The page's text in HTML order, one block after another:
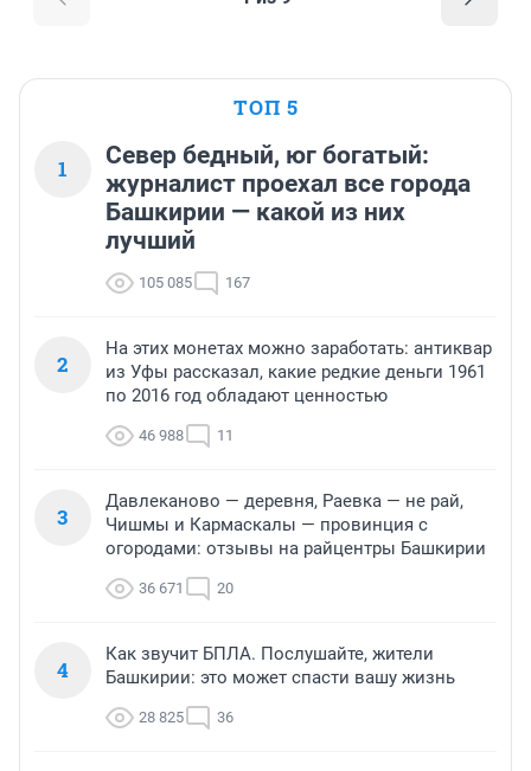
ТОП 5
1
Север бедный, юг богатый:
журналист проехал все города
Башкирии — какой из них
лучший
105 085 167
2
На этих монетах можно заработать: антиквар
из Уфы рассказал, какие редкие деньги 1961
по 2016 год обладают ценностью
46 988 11
3
Давлеканово — деревня, Раевка — не рай,
Чишмы и Кармаскалы — провинция с
огородами: отзывы на райцентры Башкирии
36 671 20
4
Как звучит БПЛА. Послушайте, жители
Башкирии: это может спасти вашу жизнь
28 825 36